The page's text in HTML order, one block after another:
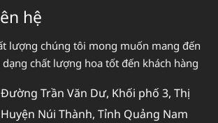
hệ
lượng chúng tôi mong muốn mang đến
chất lượng hoa tốt đến khách hàng
Trần Văn Dư, Khối phố 3, Thị
Núi Thành, Tỉnh Quảng Nam